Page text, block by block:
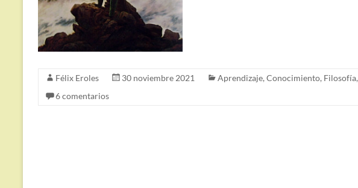
Félix Eroles 30 noviembre 2021 Aprendizaje, Conocimiento, Filosofía,
6 comentarios